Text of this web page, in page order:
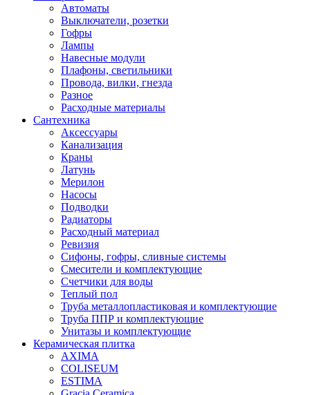
Автоматы
Выключатели, розетки
Гофры
Лампы
Навесные модули
Плафоны, светильники
Провода, вилки, гнезда
Разное
Расходные материалы
Сантехника
Аксессуары
Канализация
Краны
Латунь
Мерилон
Насосы
Подводки
Радиаторы
Расходный материал
Ревизия
Сифоны, гофры, сливные системы
Смесители и комплектующие
Счетчики для воды
Теплый пол
Труба металлопластиковая и комплектующие
Труба ППР и комплектующие
Унитазы и комплектующие
Керамическая плитка
AXIMA
COLISEUM
ESTIMA